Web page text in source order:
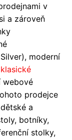
v
a zároveň
moderní
klasické
webové
prodejce
a
botníky,
stolky,